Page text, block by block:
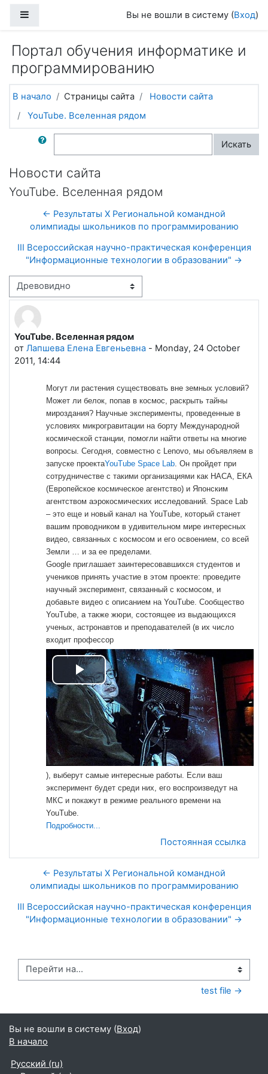
Вы не вошли в систему (Вход)
Портал обучения информатике и
программированию
В начало Страницы сайта
Новости сайта
YouTube. Вселенная рядом
Поиск по форумам Искать
Новости сайта
YouTube. Вселенная рядом
← Результаты X Региональной командной
олимпиады школьников по программированию
III Всероссийская научно-практическая конференция
"Информационные технологии в образовании" →
Режим отображения
YouTube. Вселенная рядом
от Лапшева Елена Евгеньевна - Monday, 24 October
2011, 14:44
Количество ответов: 0
Могут ли растения существовать вне земных условий?
Может ли белок, попав в космос, раскрыть тайны
мироздания? Научные эксперименты, проведенные в
условиях микрогравитации на борту Международной
космической станции, помогли найти ответы на многие
вопросы. Сегодня, совместно с Lenovo, мы объявляем в
запуске проектаYouTube Space Lab . Он пройдет при
сотрудничестве с такими организациями как НАСА, ЕКА
(Европейское космическое агентство) и Японским
агентством аэрокосмических исследований. Space Lab
– это еще и новый канал на YouTube, который станет
вашим проводником в удивительном мире интересных
видео, связанных с космосом и его освоением, со всей
Земли … и за ее пределами.
Google приглашает заинтересовавшихся студентов и
учеников принять участие в этом проекте: проведите
научный эксперимент, связанный с космосом, и
добавьте видео с описанием на YouTube. Сообщество
YouTube, а также жюри, состоящее из выдающихся
ученых, астронавтов и преподавателей (в их число
входит профессор
Воспроизвести
видео
), выберут самые интересные работы. Если ваш
эксперимент будет среди них, его воспроизведут на
МКС и покажут в режиме реального времени на
YouTube.
Подробности...
Постоянная ссылка
← Результаты X Региональной командной
олимпиады школьников по программированию
III Всероссийская научно-практическая конференция
"Информационные технологии в образовании" →
Перейти на...
test file →
Вы не вошли в систему (Вход)
В начало
Русский ‎(ru)‎